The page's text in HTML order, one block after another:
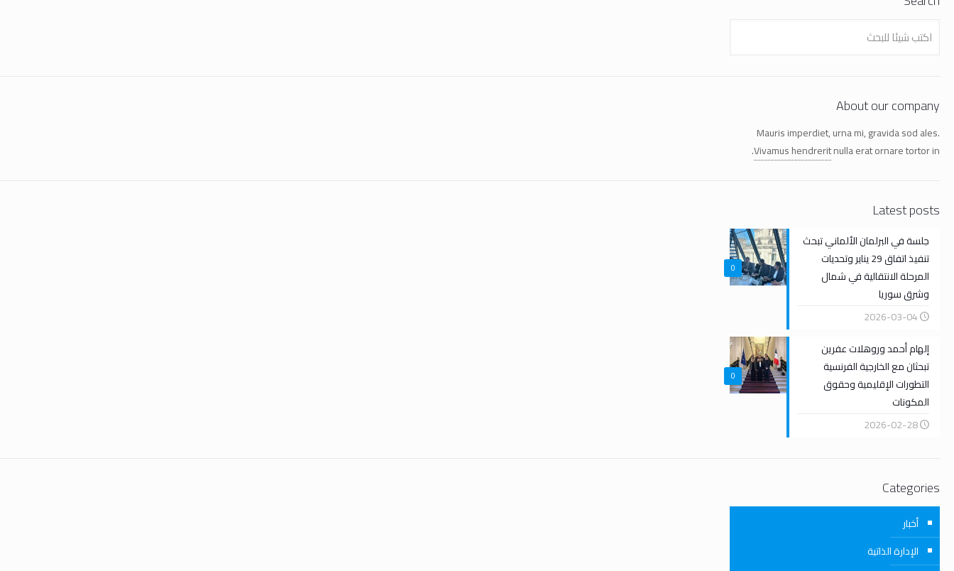
About our company
Mauris imperdiet, urna mi, gravida sod ales.
Vivamus hendreritnulla erat ornare tortor in.
Latest posts
0
جلسة في البرلمان الألماني تبحث
تنفيذ اتفاق 29 يناير وتحديات
المرحلة الانتقالية في شمال
وشرق سوريا
2026-03-04
0
إلهام أحمد وروهلات عفرين
تبحثان مع الخارجية الفرنسية
التطورات الإقليمية وحقوق
المكونات
2026-02-28
Categories
أخبار
الإدارة الذاتية